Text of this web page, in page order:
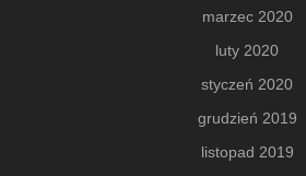
marzec 2020
luty 2020
styczeń 2020
grudzień 2019
listopad 2019